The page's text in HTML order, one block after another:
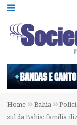
Home Bahia
sul da Bahia; família